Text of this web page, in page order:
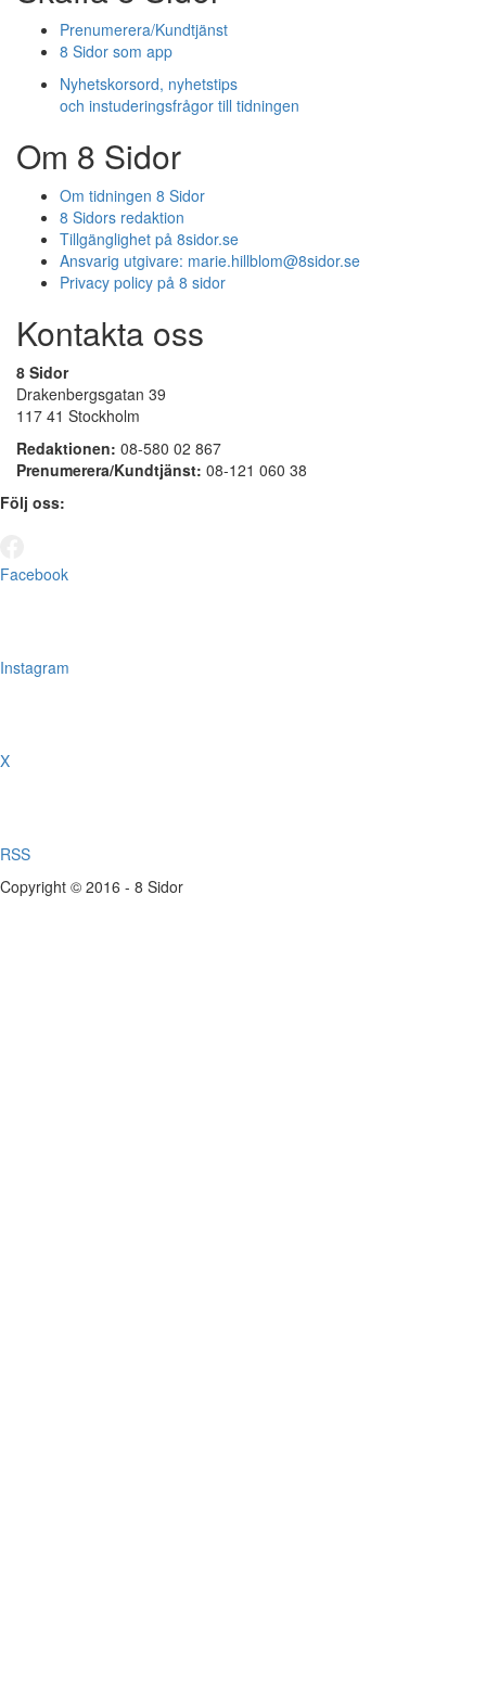
Prenumerera/Kundtjänst
8 Sidor som app
Nyhetskorsord, nyhetstips
och instuderingsfrågor till tidningen
Om 8 Sidor
Om tidningen 8 Sidor
8 Sidors redaktion
Tillgänglighet på 8sidor.se
Ansvarig utgivare: marie.hillblom@8sidor.se
Privacy policy på 8 sidor
Kontakta oss
8 Sidor
Drakenbergsgatan 39
117 41 Stockholm
Redaktionen: 08-580 02 867
Prenumerera/Kundtjänst: 08-121 060 38
Följ oss:
Facebook
Instagram
X
RSS
Copyright © 2016 - 8 Sidor